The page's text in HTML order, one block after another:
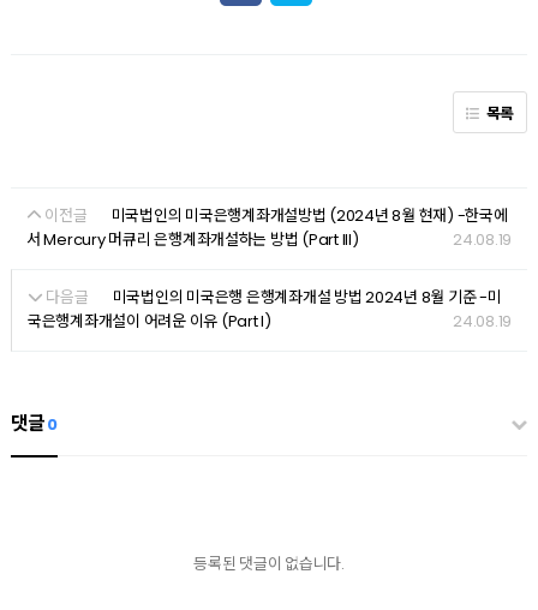
목록
이전글
미국법인의 미국은행계좌개설방법 (2024년 8월 현재) -한국에
서 Mercury 머큐리 은행계좌개설하는 방법 (Part III)
24.08.19
다음글
미국법인의 미국은행 은행계좌개설 방법 2024년 8월 기준 -미
국은행계좌개설이 어려운 이유 (Part I)
24.08.19
댓글0
등록된 댓글이 없습니다.